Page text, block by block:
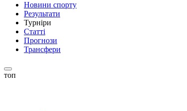
Новини спорту
Результати
Турніри
Статті
Прогнози
Трансфери
топ